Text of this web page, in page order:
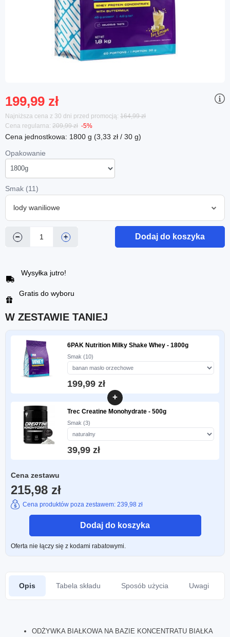
199,99 zł
Najniższa cena z 30 dni przed promocją: 164,99 zł
Cena regularna: 209,99 zł -5%
Cena jednostkowa: 1800 g (3,33 zł / 30 g)
Opakowanie
Smak (11)
lody waniliowe
− + Dodaj do koszyka
Wysyłka jutro!
Gratis do wyboru
W ZESTAWIE TANIEJ
6PAK Nutrition Milky Shake Whey - 1800g
Smak (10)
199,99 zł
+
Trec Creatine Monohydrate - 500g
Smak (3)
39,99 zł
Cena zestawu
215,98 zł
Cena produktów poza zestawem: 239,98 zł
Dodaj do koszyka
Oferta nie łączy się z kodami rabatowymi.
Opis Tabela składu Sposób użycia Uwagi
ODŻYWKA BIAŁKOWA NA BAZIE KONCENTRATU BIAŁKA